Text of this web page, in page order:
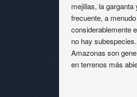
mejillas, la
frecuente, a
considerablemente
no hay
Amazonas son
en terrenos más